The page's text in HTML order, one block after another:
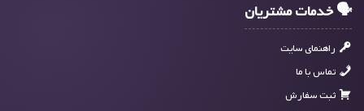
🗣 خدمات مشتریان
راهنمای سایت
تماس با ما
ثبت سفارش